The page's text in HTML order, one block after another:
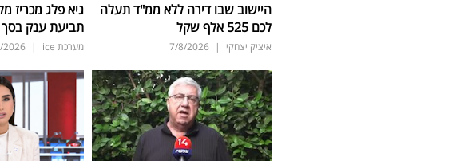
היישוב שבו דירה ללא ממ"ד תעלה
לכם 525 אלף שקל
איציק יצחקי |
7/8/2026
גיא פלג מכריז
תביעת ענק בסך 5 מיליון
מערכת ice |
2026